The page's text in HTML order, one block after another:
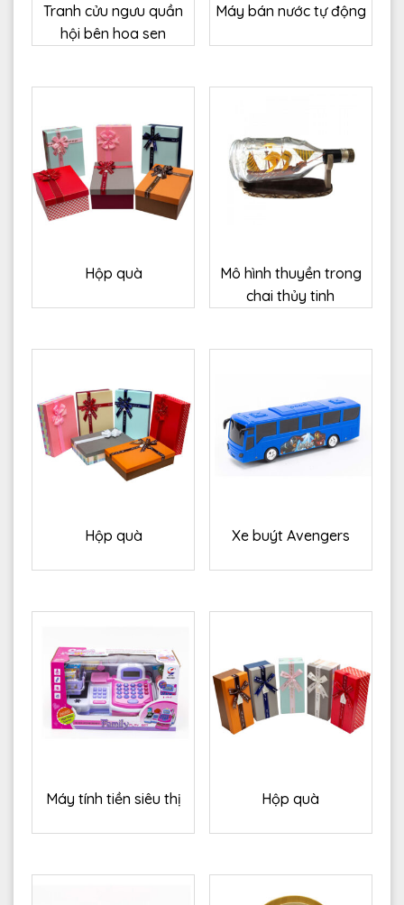
Tranh cửu ngưu quần
hội bên hoa sen
Máy bán nước tự động
Hộp quà
Mô hình thuyền trong
chai thủy tinh
Hộp quà Xe buýt Avengers
Máy tính tiền siêu thị Hộp quà